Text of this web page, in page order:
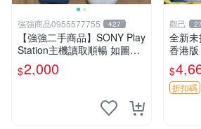
強強商品0955577755 427
【強強二手商品】SONY Play
Station主機讀取順暢 如圖全
部 ! 外觀完整乾淨
$2,000
觀己 27
全新
香港
輝耀
版
$
折扣碼